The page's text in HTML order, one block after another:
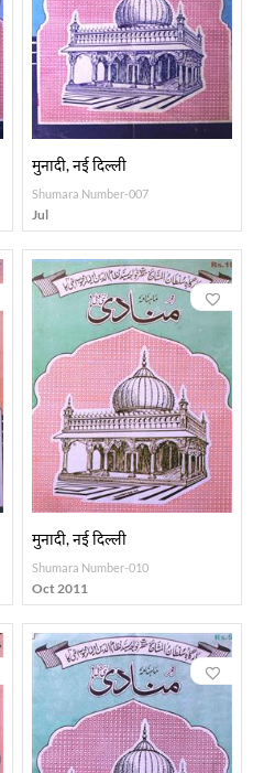
मुनादी, नई दिल्ली
Shumara Number-007
Jul
मुनादी, नई दिल्ली
Shumara Number-010
Oct 2011